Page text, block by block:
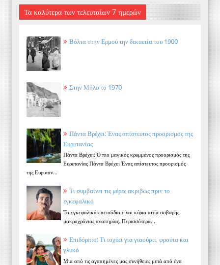
Τα καλύτερα των τελευταίων 7 ημερών
Βόλτα στην Ερμού την δεκαετία του 1900
Στην Μήλο το 1970
Πάντα Βρέχει: Ένας απίστευτος προορισμός της
Ευρυτανίας
Πάντα Βρέχει: Ο πιο μαγικός κρυμμένος προορισμός της
Ευρυτανίας Πάντα Βρέχει Ένας απίστευτος προορισμός
της Ευρυταν...
Τι συμβαίνει τις μέρες ακριβώς πριν το
εγκεφαλικό
Τα εγκεφαλικά επεισόδια είναι κύρια αιτία σοβαρής
μακροχρόνιας αναπηρίας. Περισσότερα...
Επιδόρπιο: Τι ισχύει για γιαούρτι, φρούτα και
γλυκό
Μια από τις αγαπημένες μας συνήθειες μετά από ένα